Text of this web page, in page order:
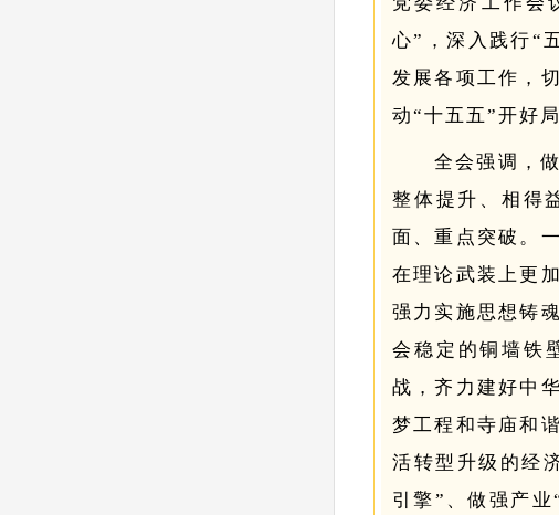
心”，深入践行“
发展各项工作，
动“十五五”开好
全会强调，
整体提升、相得
面、重点突破。
在理论武装上更
强力实施思想铸
会稳定的铜墙铁
战，齐力建好中
梦工程和寺庙和
活转型升级的经
引擎”、做强产